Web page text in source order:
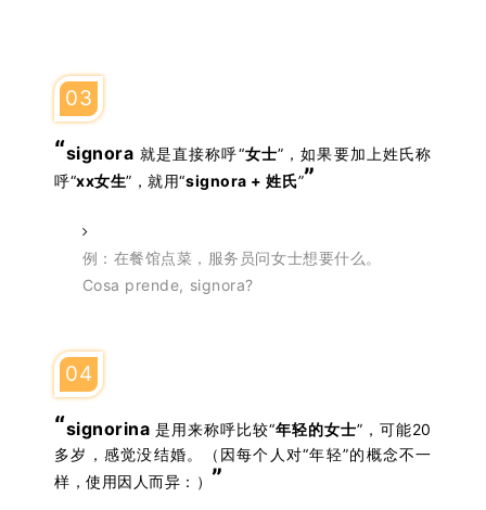
03
“signora 就是直接称呼“女士”，如果要加上姓氏称
呼“xx女生”，就用“signora + 姓氏””
例：在餐馆点菜，服务员问女士想要什么。
Cosa prende, signora?
04
“signorina是用来称呼比较“年轻的女士”，可能20
多岁，感觉没结婚。（因每个人对“年轻”的概念不一
样，使用因人而异：） ”